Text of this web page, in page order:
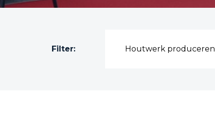
Filter: Houtwerk produceren